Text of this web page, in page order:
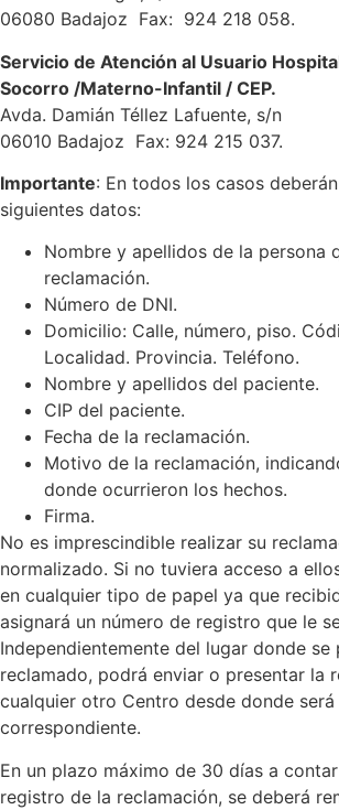
06080 Badajoz Fax: 924 218 058.
Servicio de Atención al Usuario
Socorro /Materno-Infantil / CEP.
Avda. Damián Téllez Lafuente, s/n
06010 Badajoz Fax: 924 215 037.
Importante: En todos los casos
siguientes datos:
Nombre y apellidos de la persona
reclamación.
Número de DNI.
Domicilio: Calle, número, piso.
Localidad. Provincia. Teléfono.
Nombre y apellidos del paciente.
CIP del paciente.
Fecha de la reclamación.
Motivo de la reclamación,
donde ocurrieron los hechos.
Firma.
No es imprescindible realizar su
normalizado. Si no tuviera acceso a
en cualquier tipo de papel ya que
asignará un número de registro que le
Independientemente del lugar donde se
reclamado, podrá enviar o presentar la
cualquier otro Centro desde donde
correspondiente.
En un plazo máximo de 30 días a
registro de la reclamación, se deberá